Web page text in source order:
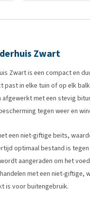
Zwart
Zwart is een compact en
past in elke tuin of op elk
afgewerkt met een stevig
tegen weer en
een niet-giftige beits,
optimaal bestand is tegen
aangeraden om het
met een niet-giftige,
is voor buitengebruik.